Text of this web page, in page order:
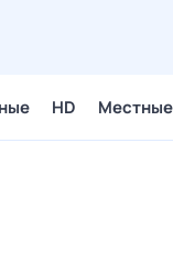
HD